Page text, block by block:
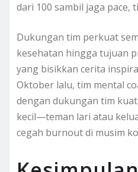
dari 100 sambil jaga
Dukungan tim perkuat
kesehatan hingga tujuan
yang bisikkan cerita
Oktober lalu, tim mental
dengan dukungan tim
kecil—teman lari atau
cegah burnout di musim